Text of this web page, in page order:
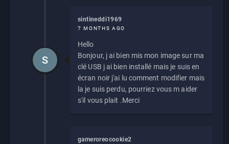
sintineddi1969
7 MONTHS AGO
Hello
Bonjour, j ai bien mis mon image sur ma
clé USB j ai bien installé mais je suis en
écran noir j'ai lu comment modifier mais
la je suis perdu, pourriez vous m aider
s'il vous plait .Merci
S
gameroreocookie2